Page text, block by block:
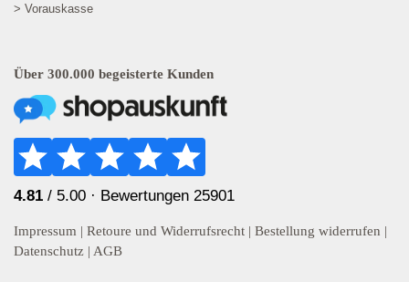
> Vorauskasse
Über 300.000 begeisterte Kunden
4.81 / 5.00 · Bewertungen 25901
Impressum | Retoure und Widerrufsrecht | Bestellung widerrufen |
Datenschutz | AGB